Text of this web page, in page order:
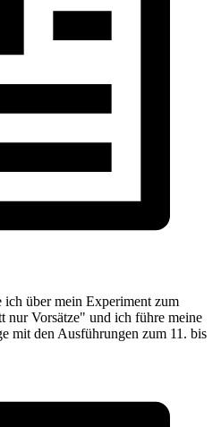
ich über mein Experiment zum
nur Vorsätze" und ich führe meine
mit den Ausführungen zum 11. bis